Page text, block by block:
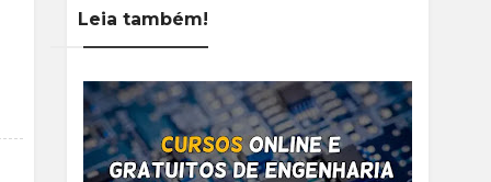
Leia também!